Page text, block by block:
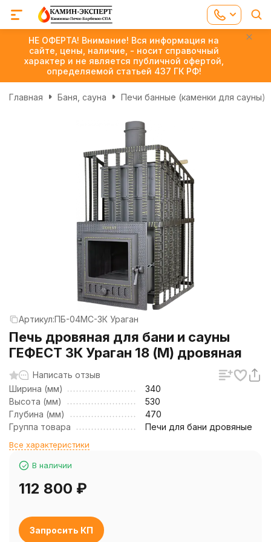
НЕ ОФЕРТА! Внимание! Вся информация на
сайте, цены, наличие, - носит справочный
характер и не является публичной офертой,
определяемой статьей 437 ГК РФ!
Главная Баня, сауна Печи банные (каменки для сауны)
Артикул:ПБ-04МС-3К Ураган
Печь дровяная для бани и сауны
ГЕФЕСТ ЗК Ураган 18 (М) дровяная
Написать отзыв
Ширина (мм)
340
Высота (мм)
530
Глубина (мм)
470
Группа товара
Печи для бани дровяные
Все характеристики
В наличии
112 800 ₽
Запросить КП